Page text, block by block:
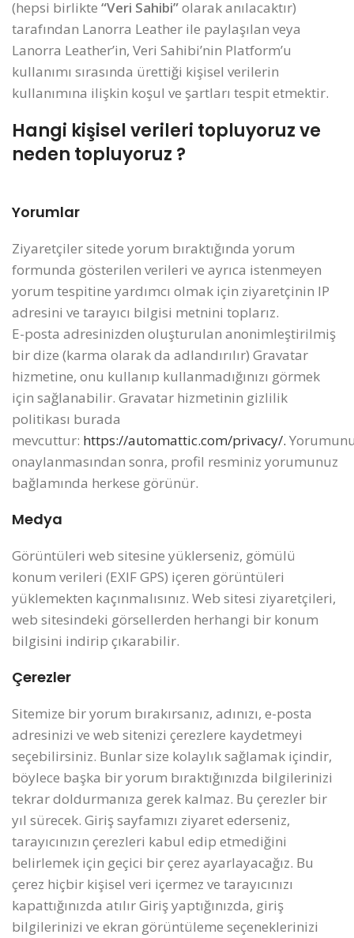
(hepsi birlikte “Veri Sahibi”olarak anılacaktır)
tarafından Lanorra Leather ile paylaşılan veya
Lanorra Leather’in, Veri Sahibi’nin Platform’u
kullanımı sırasında ürettiği kişisel verilerin
kullanımına ilişkin koşul ve şartları tespit etmektir.
Hangi kişisel verileri topluyoruz ve
neden topluyoruz ?
Yorumlar
Ziyaretçiler sitede yorum bıraktığında yorum
formunda gösterilen verileri ve ayrıca istenmeyen
yorum tespitine yardımcı olmak için ziyaretçinin IP
adresini ve tarayıcı bilgisi metnini toplarız.
E-posta adresinizden oluşturulan anonimleştirilmiş
bir dize (karma olarak da adlandırılır) Gravatar
hizmetine, onu kullanıp kullanmadığınızı görmek
için sağlanabilir. Gravatar hizmetinin gizlilik
politikası burada
mevcuttur: https://automattic.com/privacy/.
onaylanmasından sonra, profil resminiz yorumunuz
bağlamında herkese görünür.
Medya
Görüntüleri web sitesine yüklerseniz, gömülü
konum verileri (EXIF GPS) içeren görüntüleri
yüklemekten kaçınmalısınız. Web sitesi ziyaretçileri,
web sitesindeki görsellerden herhangi bir konum
bilgisini indirip çıkarabilir.
Çerezler
Sitemize bir yorum bırakırsanız, adınızı, e-posta
adresinizi ve web sitenizi çerezlere kaydetmeyi
seçebilirsiniz. Bunlar size kolaylık sağlamak içindir,
böylece başka bir yorum bıraktığınızda bilgilerinizi
tekrar doldurmanıza gerek kalmaz. Bu çerezler bir
yıl sürecek. Giriş sayfamızı ziyaret ederseniz,
tarayıcınızın çerezleri kabul edip etmediğini
belirlemek için geçici bir çerez ayarlayacağız. Bu
çerez hiçbir kişisel veri içermez ve tarayıcınızı
kapattığınızda atılırGiriş yaptığınızda, giriş
bilgilerinizi ve ekran görüntüleme seçeneklerinizi